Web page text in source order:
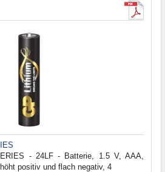
- 24LF - Batterie, 1.5 V, AAA,
positiv und flach negativ, 4